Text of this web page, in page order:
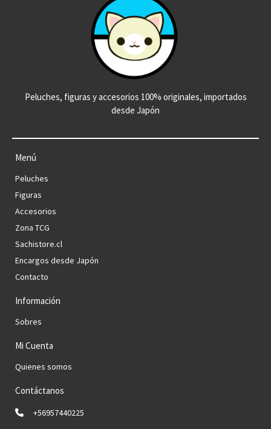
Peluches, figuras y accesorios 100% originales, importados
desde Japón
Menú
Peluches
Figuras
Accesorios
Zona TCG
Sachistore.cl
Encargos desde Japón
Contacto
Información
Sobres
Mi Cuenta
Quienes somos
Contáctanos
+56957440225